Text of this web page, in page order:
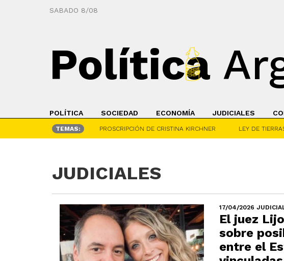
SABADO 8/08
Política
POLÍTICA SOCIEDAD ECONOMÍA JUDICIALES
TEMAS: PROSCRIPCIÓN DE CRISTINA KIRCHNER LEY DE
JUDICIALES
17/04/2026
El juez
sobre
entre el